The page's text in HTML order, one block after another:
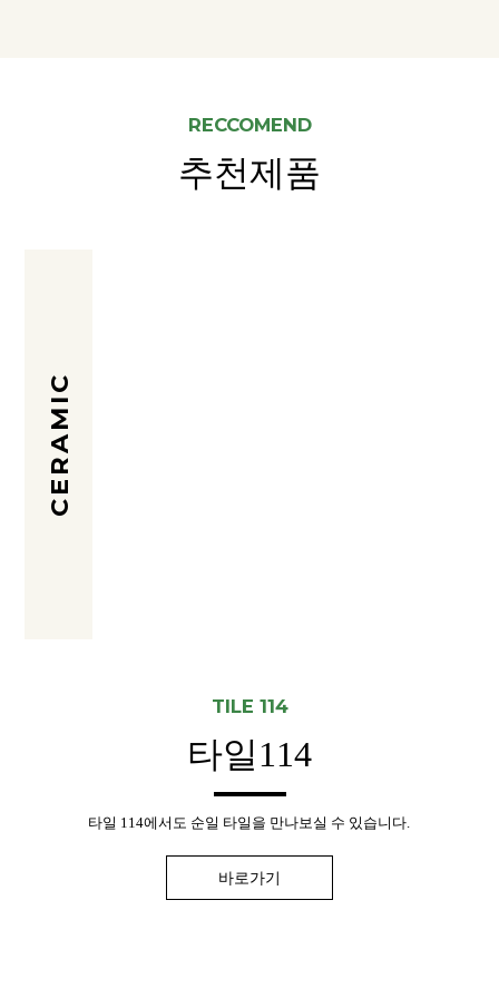
RECCOMEND
추천제품
CERAMIC
TILE 114
타일114
타일 114에서도 순일 타일을 만나보실 수 있습니다.
바로가기